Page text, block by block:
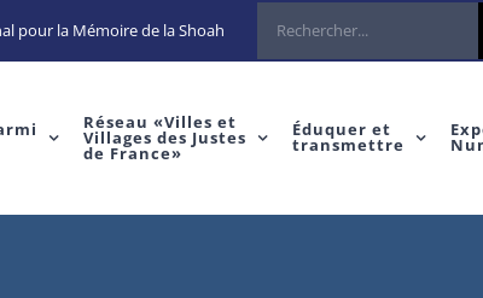
pour la Mémoire de la Shoah Rechercher
Réseau «Villes et
Villages des Justes
de France»
Éduquer et
transmettre